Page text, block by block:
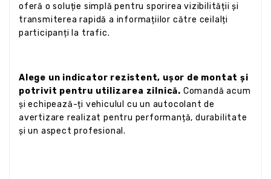
oferă o soluție simplă pentru sporirea vizibilității și
transmiterea rapidă a informațiilor către ceilalți
participanți la trafic.
Alege un indicator rezistent, ușor de montat și
potrivit pentru utilizarea zilnică. Comandă acum
și echipează-ți vehiculul cu un autocolant de
avertizare realizat pentru performanță, durabilitate
și un aspect profesional.